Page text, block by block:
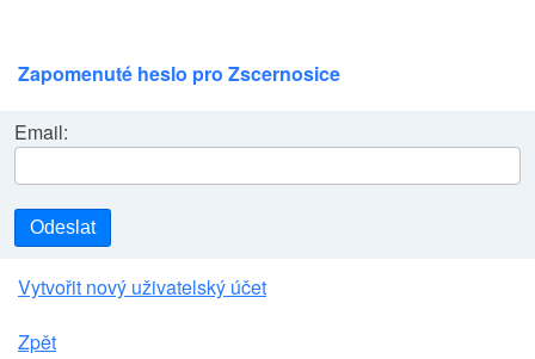
Zapomenuté heslo pro Zscernosice
Email:
Odeslat
Vytvořit nový uživatelský účet
Zpět